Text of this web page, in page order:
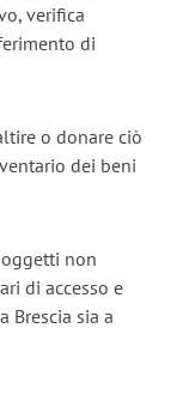
verifica
di
o donare ciò
dei beni
non
di accesso e
Brescia sia a